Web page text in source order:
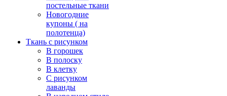
постельные ткани
Новогодние
купоны ( на
полотенца)
Ткань с рисунком
В горошек
В полоску
В клетку
С рисунком
лаванды